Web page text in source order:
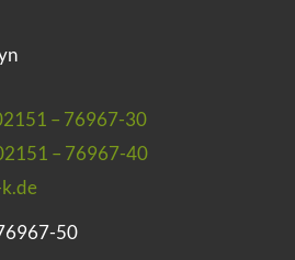
– 76967-30
– 76967-40
50